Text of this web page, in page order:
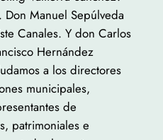
Manuel Sepúlveda
Canales. Y don Carlos
Hernández
a los directores
municipales,
de
patrimoniales e